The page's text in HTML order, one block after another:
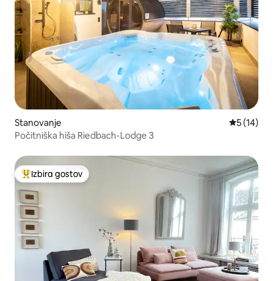
Stanovanje
5 (14)
Počitniška hiša Riedbach-Lodge 3
Najbolj priljubljena prenočišča z značko »Izbira gostov«
Izbira gostov